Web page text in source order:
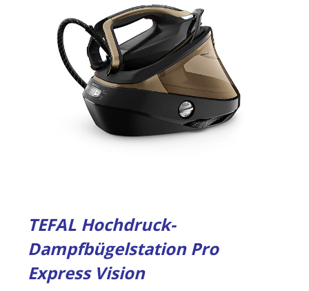
TEFAL Hochdruck-
Dampfbügelstation Pro
Express Vision